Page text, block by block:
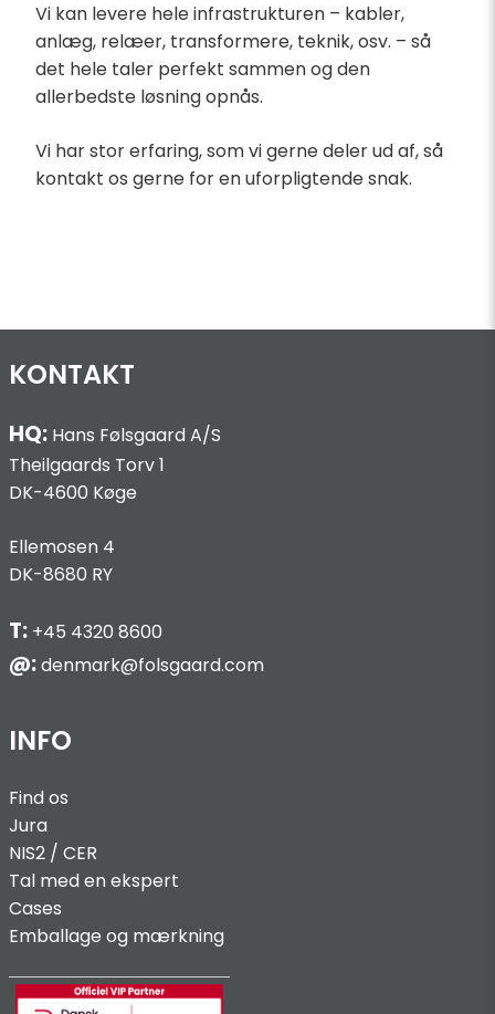
Vi kan levere hele infrastrukturen – kabler,
anlæg, relæer, transformere, teknik, osv. – så
det hele taler perfekt sammen og den
allerbedste løsning opnås.
Vi har stor erfaring, som vi gerne deler ud af, så
kontakt os gerne for en uforpligtende snak.
KONTAKT
HQ: Hans Følsgaard A/S
Theilgaards Torv 1
DK-4600 Køge
Ellemosen 4
DK-8680 RY
T: +45 4320 8600
@:denmark@folsgaard.com
INFO
Find os
Jura
NIS2 / CER
Tal med en ekspert
Cases
Emballage og mærkning